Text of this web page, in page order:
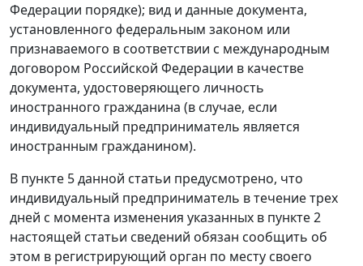
Федерации порядке); вид и данные документа,
установленного федеральным законом или
признаваемого в соответствии с международным
договором Российской Федерации в качестве
документа, удостоверяющего личность
иностранного гражданина (в случае, если
индивидуальный предприниматель является
иностранным гражданином).
В пункте 5данной статьи предусмотрено, что
индивидуальный предприниматель в течение трех
дней с момента изменения указанных в пункте 2
настоящей статьи сведений обязан сообщить об
этом в регистрирующий орган по месту своего